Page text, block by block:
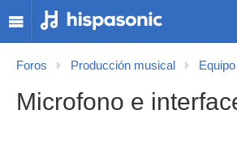
Foros Producción musical
Microfono e